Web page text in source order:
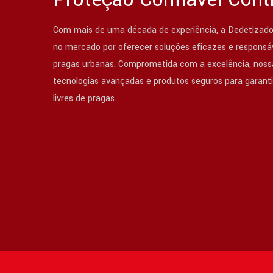
Com mais de uma década de experiência, a
no mercado por oferecer soluções eficazes e
pragas urbanas. Comprometida com a excelência,
tecnologias avançadas e produtos seguros para
livres de pragas.